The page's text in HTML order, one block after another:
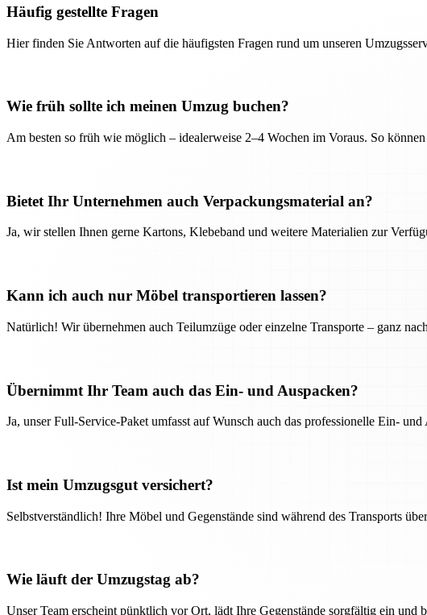
Häufig gestellte Fragen
Hier finden Sie Antworten auf die häufigsten Fragen rund um unseren
Wie früh sollte ich meinen Umzug buchen?
Am besten so früh wie möglich – idealerweise 2–4 Wochen im Voraus. So
Bietet Ihr Unternehmen auch Verpackungsmaterial an?
Ja, wir stellen Ihnen gerne Kartons, Klebeband und weitere Materialien zur
Kann ich auch nur Möbel transportieren lassen?
Natürlich! Wir übernehmen auch Teilumzüge oder einzelne Transporte – ganz
Übernimmt Ihr Team auch das Ein- und Auspacken?
Ja, unser Full-Service-Paket umfasst auf Wunsch auch das professionelle Ein-
Ist mein Umzugsgut versichert?
Selbstverständlich! Ihre Möbel und Gegenstände sind während des Transports
Wie läuft der Umzugstag ab?
Unser Team erscheint pünktlich vor Ort, lädt Ihre Gegenstände sorgfältig ein und